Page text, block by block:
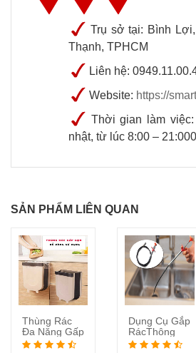
Trụ sở tại: Bình
Thạnh, TPHCM
Liên hệ:
Website: https://
Thời gian làm
nhật, từ lúc 8:00 –
SẢN PHẨM LIÊN QUAN
Thêm vào
giỏ hàng
Thùng Rác
Đa Năng Gấp
Gọn Dễ Dàng
Thêm vào
giỏ hàng
Dụng Cụ Gắp
RácThông
Tắc Cống,